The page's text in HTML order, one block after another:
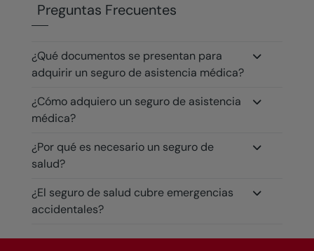
Preguntas Frecuentes
¿Qué documentos se presentan para
adquirir un seguro de asistencia médica?
¿Cómo adquiero un seguro de asistencia
médica?
¿Por qué es necesario un seguro de
salud?
¿El seguro de salud cubre emergencias
accidentales?